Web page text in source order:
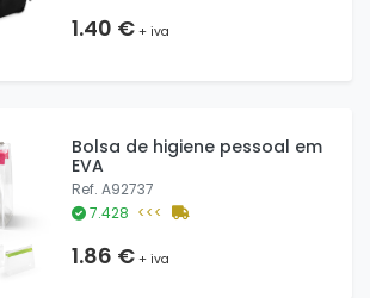
1.40 €+ iva
Bolsa de higiene pessoal em
EVA
Ref. A92737
7.428 <<<
1.86 €+ iva